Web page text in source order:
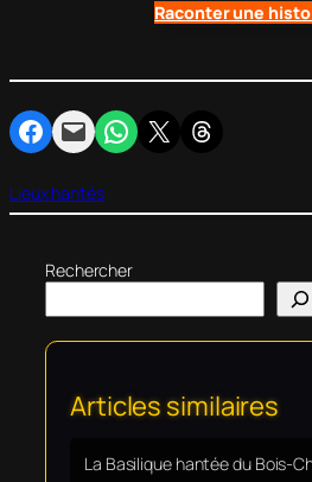
Raconter une
Partager sur Facebook
Envoyer cette page par e-mailPartager sur WhatsApp
Partager sur X Partager sur Threads
Lieux hantés
Rechercher
Articles similaires
La Basilique hantée du Bois-